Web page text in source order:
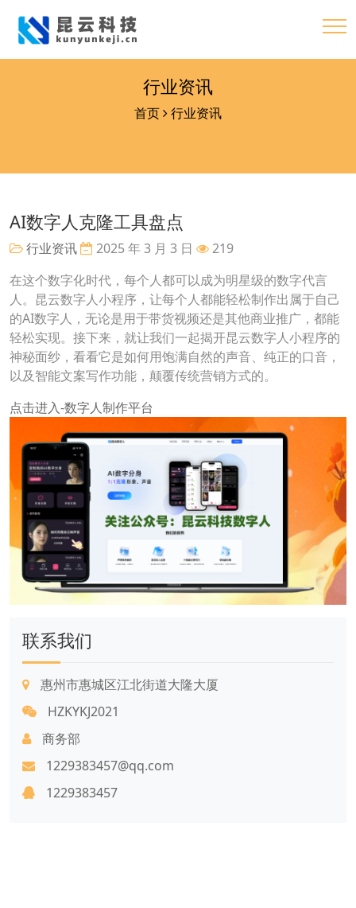
行业资讯
首页 行业资讯
AI数字人克隆工具盘点
行业资讯 2025 年 3 月 3 日
219
在这个数字化时代，每个人都可以成为明星级的数字代言
人。昆云数字人小程序，让每个人都能轻松制作出属于自己
的AI数字人，无论是用于带货视频还是其他商业推广，都能
轻松实现。接下来，就让我们一起揭开昆云数字人小程序的
神秘面纱，看看它是如何用饱满自然的声音、纯正的口音，
以及智能文案写作功能，颠覆传统营销方式的。
点击进入-数字人制作平台
联系我们
惠州市惠城区江北街道大隆大厦
HZKYKJ2021
商务部
1229383457@qq.com
1229383457